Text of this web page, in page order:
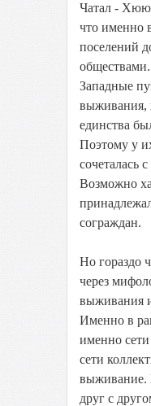
Чатал -
что именно
поселений
обществами.
Западные
выживания,
единства
Поэтому у
сочеталась
Возможно
сограждан.
Но гораздо
через
выживания
Именно в
именно
сети
выживание.
друг с